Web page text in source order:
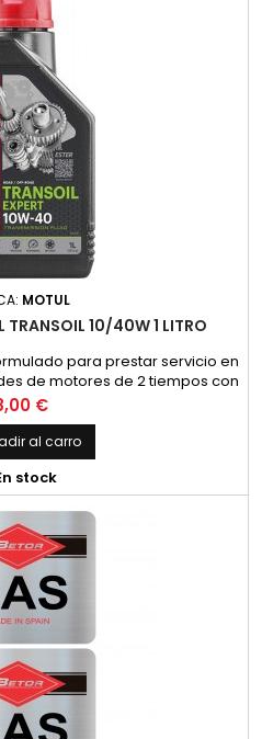
MOTUL
TRANSOIL 10/40W 1 LITRO
para prestar servicio en
de motores de 2 tiempos con
el constructor recomienda un
10W40 y API GL4. (HONDA,
ETC.).Asimismo, es
los grupos de finales de
y scooters con...
€
al carro
stock